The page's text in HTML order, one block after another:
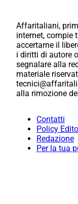
Affaritaliani,
internet, compie
accertarne il
i diritti di autore
segnalare alla
materiale
alla rimozione
Contatti
Policy
Redazione
Per la tua